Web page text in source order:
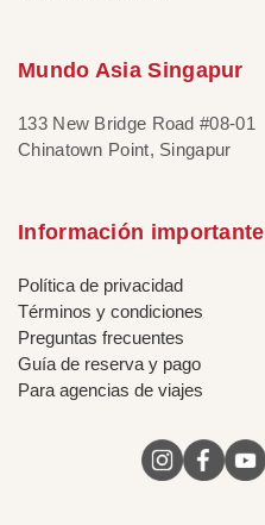
Mundo Asia Singapur
133 New Bridge Road #08-01
Chinatown Point, Singapur
Información importante
Política de privacidad
Términos y condiciones
Preguntas frecuentes
Guía de reserva y pago
Para agencias de viajes